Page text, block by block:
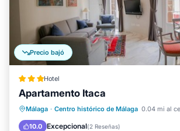
Precio bajó
Hotel
Apartamento Itaca
Málaga · Centro histórico de Málaga 0.04 mi al
10.0 Excepcional(2 Reseñas)
Balcón/Terraza
Cocina
Aire acondicionado